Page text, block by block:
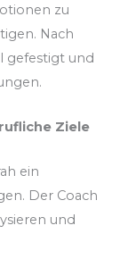
zu
Nach
gefestigt und
Ziele
ein
Der Coach
und